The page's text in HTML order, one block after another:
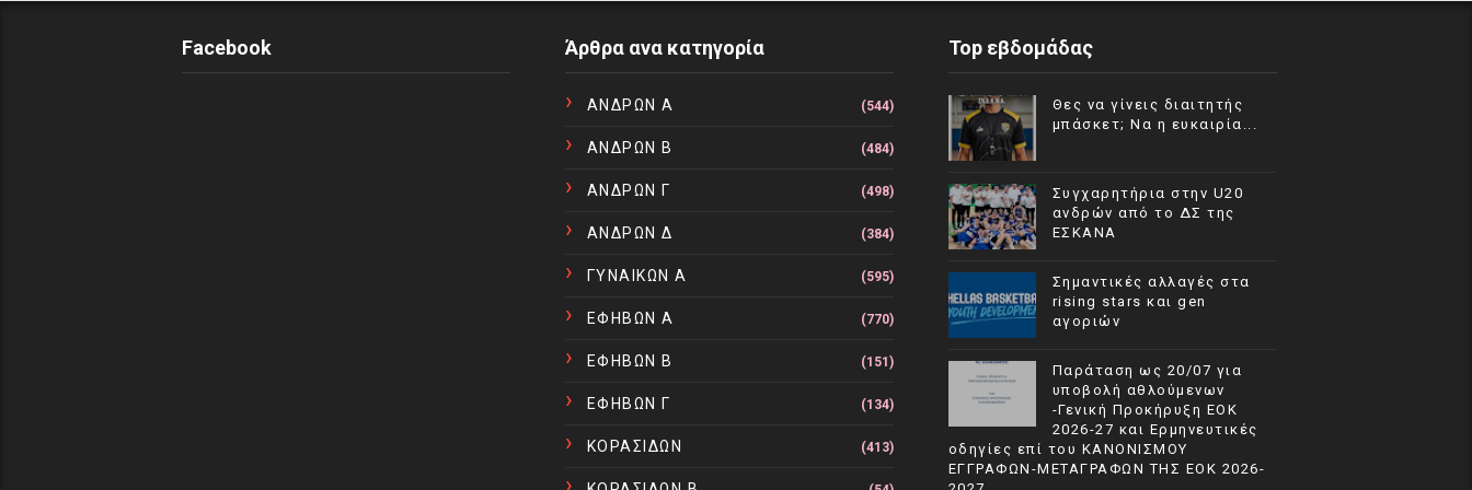
Facebook Άρθρα ανα κατηγορία
ΑΝΔΡΩΝ Α (544)
ΑΝΔΡΩΝ Β (484)
ΑΝΔΡΩΝ Γ (498)
ΑΝΔΡΩΝ Δ (384)
ΓΥΝΑΙΚΩΝ Α (595)
ΕΦΗΒΩΝ Α (770)
ΕΦΗΒΩΝ Β (151)
ΕΦΗΒΩΝ Γ (134)
ΚΟΡΑΣΙΔΩΝ (413)
Top εβδομάδας
Θες να γίνεις διαιτητής
μπάσκετ; Να η ευκαιρία...
Συγχαρητήρια στην U20
ανδρών από το ΔΣ της
ΕΣΚΑΝΑ
Σημαντικές αλλαγές στα
rising stars και gen
αγοριών
Παράταση ως 20/07 για
υποβολή αθλούμενων
-Γενική Προκήρυξη ΕΟΚ
2026-27 και Ερμηνευτικές
οδηγίες επί του ΚΑΝΟΝΙΣΜΟΥ
ΕΓΓΡΑΦΩΝ-ΜΕΤΑΓΡΑΦΩΝ ΤΗΣ ΕΟΚ 2026-